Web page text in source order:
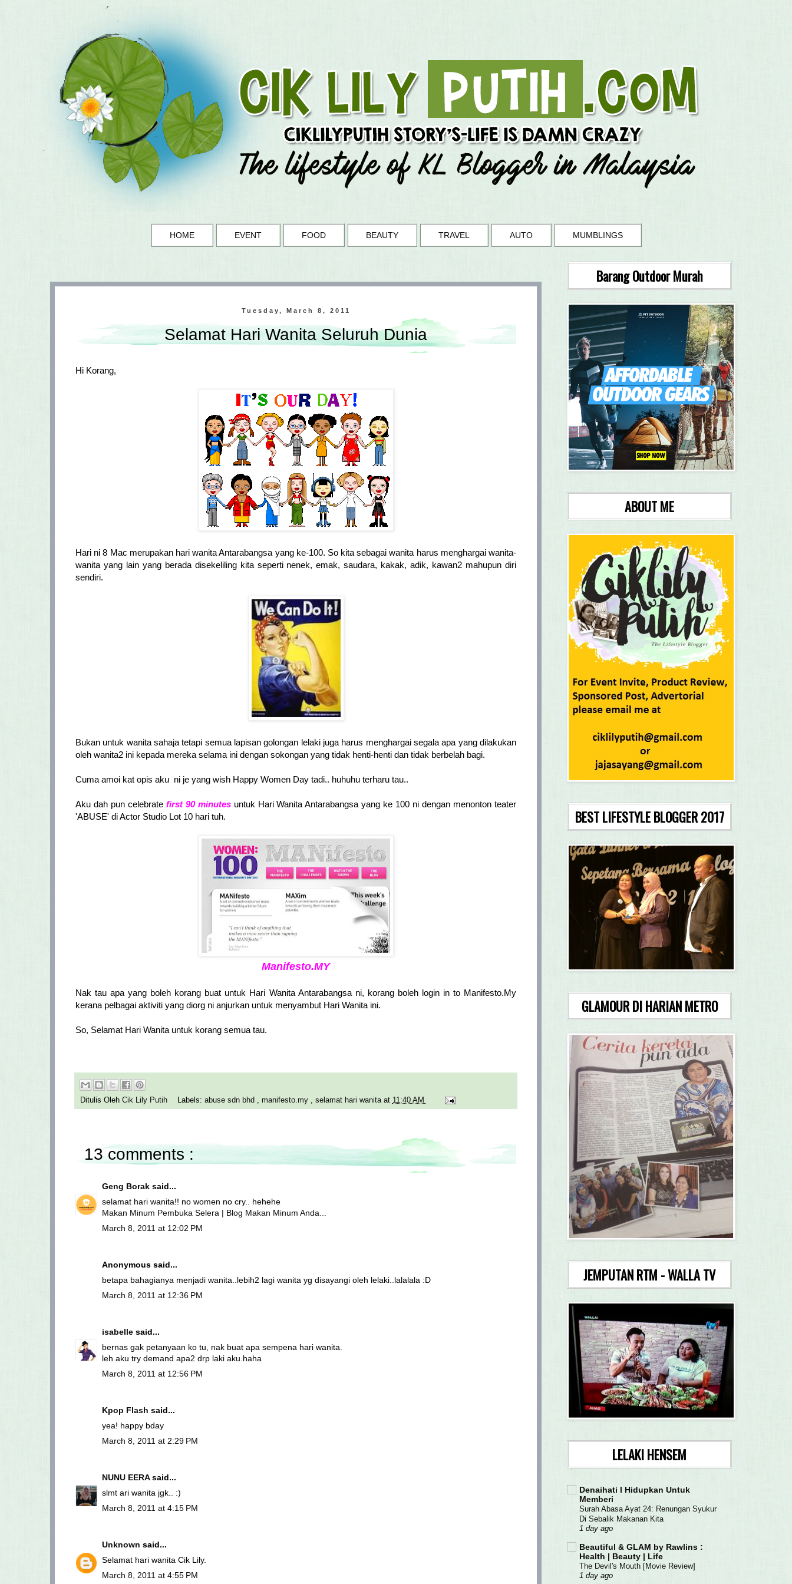
HOME EVENT FOOD BEAUTY TRAVEL AUTO MUMBLINGS
Tuesday, March 8, 2011
Selamat Hari Wanita Seluruh Dunia
Hi Korang,
Hari ni 8 Mac merupakan hari wanita Antarabangsa yang ke-100. So kita sebagai wanita harus menghargai wanita-
wanita yang lain yang berada disekeliling kita seperti nenek, emak, saudara, kakak, adik, kawan2 mahupun diri
sendiri.
Bukan untuk wanita sahaja tetapi semua lapisan golongan lelaki juga harus menghargai segala apa yang dilakukan
oleh wanita2 ini kepada mereka selama ini dengan sokongan yang tidak henti-henti dan tidak berbelah bagi.
Cuma amoi kat opis aku ni je yang wish Happy Women Day tadi.. huhuhu terharu tau..
Aku dah pun celebrate first 90 minutesuntuk Hari Wanita Antarabangsa yang ke 100 ni dengan menonton teater
'ABUSE' di Actor Studio Lot 10 hari tuh.
Manifesto.MY
Nak tau apa yang boleh korang buat untuk Hari Wanita Antarabangsa ni, korang boleh login in to Manifesto.My
kerana pelbagai aktiviti yang diorg ni anjurkan untuk menyambut Hari Wanita ini.
So, Selamat Hari Wanita untuk korang semua tau.
Ditulis Oleh Cik Lily Putih Labels: abuse sdn bhd , manifesto.my , selamat hari wanita at 11:40 AM
13 comments :
Geng Borak said...
selamat hari wanita!! no women no cry.. hehehe
Makan Minum Pembuka Selera | Blog Makan Minum Anda...
March 8, 2011 at 12:02 PM
Anonymous said...
betapa bahagianya menjadi wanita..lebih2 lagi wanita yg disayangi oleh lelaki..lalalala :D
March 8, 2011 at 12:36 PM
isabelle said...
bernas gak petanyaan ko tu, nak buat apa sempena hari wanita.
leh aku try demand apa2 drp laki aku.haha
March 8, 2011 at 12:56 PM
Kpop Flash said...
yea! happy bday
March 8, 2011 at 2:29 PM
NUNU EERAsaid...
slmt ari wanita jgk.. :)
March 8, 2011 at 4:15 PM
Unknown said...
Selamat hari wanita Cik Lily.
March 8, 2011 at 4:55 PM
Barang Outdoor Murah
ABOUT ME
BEST LIFESTYLE BLOGGER 2017
GLAMOUR DI HARIAN METRO
JEMPUTAN RTM - WALLA TV
LELAKI HENSEM
Denaihati l Hidupkan Untuk
Memberi
Surah Abasa Ayat 24: Renungan Syukur
Di Sebalik Makanan Kita
1 day ago
Beautiful & GLAM by Rawlins :
Health | Beauty | Life
The Devil's Mouth [Movie Review]
1 day ago